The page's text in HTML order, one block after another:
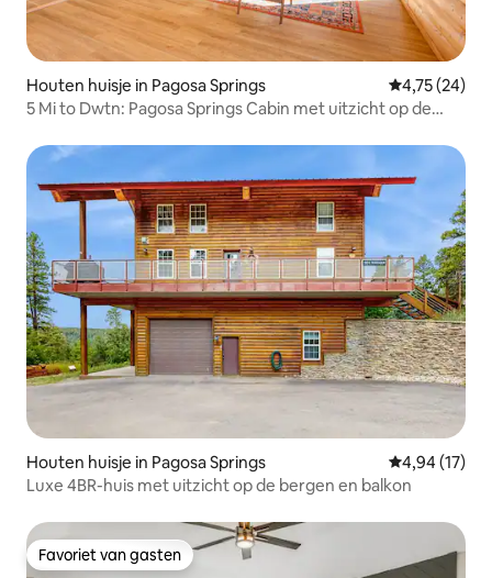
Houten huisje in Pagosa Springs Gemiddelde
4,75 (24)
5 Mi to Dwtn: Pagosa Springs Cabin met uitzicht op de
Houten huisje in Pagosa Springs Gemiddelde
4,94 (17)
Luxe 4BR-huis met uitzicht op de bergen en balkon
Favoriet van gasten
Favoriet van gasten